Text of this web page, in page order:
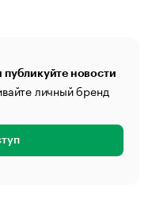
новости
личный бренд